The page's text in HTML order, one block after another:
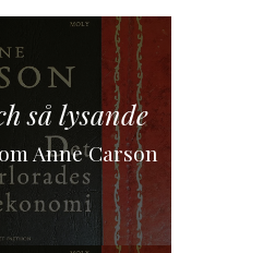
så lysande
Anne Carson